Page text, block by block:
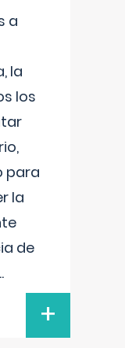
a
la
los
para
la
de
+